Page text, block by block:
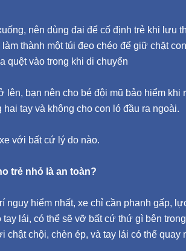
nên dùng đai để cố định trẻ khi lưu
thành một túi đeo chéo để giữ chặt
quệt vào trong khi di chuyển
lên, bạn nên cho bé đội mũ bảo hiểm
tay và không cho con ló đầu ra ngoài.
với bất cứ lý do nào.
trẻ nhỏ là an toàn?
nguy hiểm nhất, xe chỉ cần phanh gấp,
lái, có thể sẽ vỡ bất cứ thứ gì bên
chật chội, chèn ép, và tay lái có thể quay